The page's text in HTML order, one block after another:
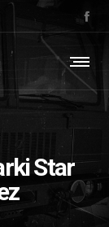
Star